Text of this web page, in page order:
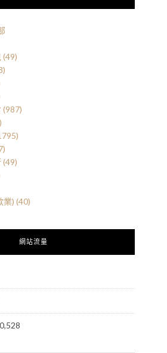
(49)
(987)
(49)
業) (40)
網站流量